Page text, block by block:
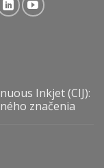
Inkjet (CIJ):
značenia